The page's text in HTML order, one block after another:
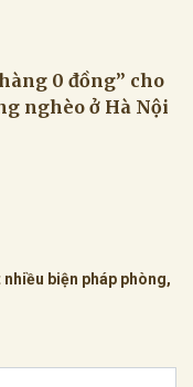
0 đồng” cho
nghèo ở Hà Nội
biện pháp phòng,